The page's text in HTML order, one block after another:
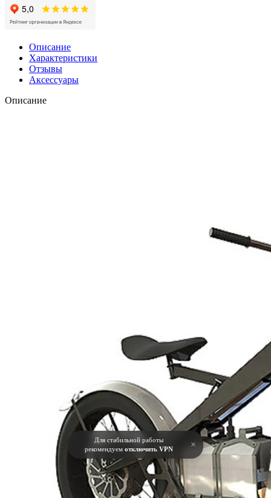
Для стабильной работы
рекомендуем отключить VPN ×
Описание
Характеристики
Отзывы
Аксессуары
Описание